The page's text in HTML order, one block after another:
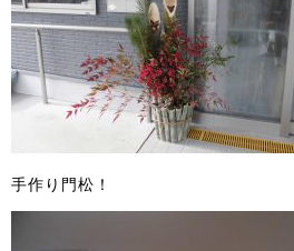
手作り門松！